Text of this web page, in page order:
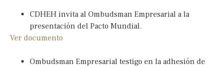
CDHEH invita al Ombudsman Empresarial a la
presentación del Pacto Mundial.
Ver documento
Ombudsman Empresarial testigo en la adhesión de